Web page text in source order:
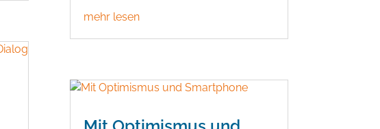
mehr lesen